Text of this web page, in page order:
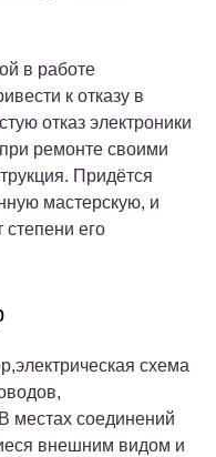
в работе
к отказу в
отказ электроники
ремонте своими
Придётся
мастерскую, и
степени его
схема
местах соединений
внешним видом и